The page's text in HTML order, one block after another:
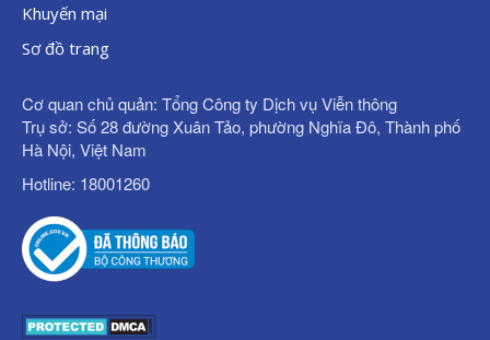
Khuyến mại
Sơ đồ trang
Cơ quan chủ quản: Tổng Công ty Dịch vụ Viễn thông
Trụ sở: Số 28 đường Xuân Tảo, phường Nghĩa Đô, Thành phố
Hà Nội, Việt Nam
Hotline: 18001260